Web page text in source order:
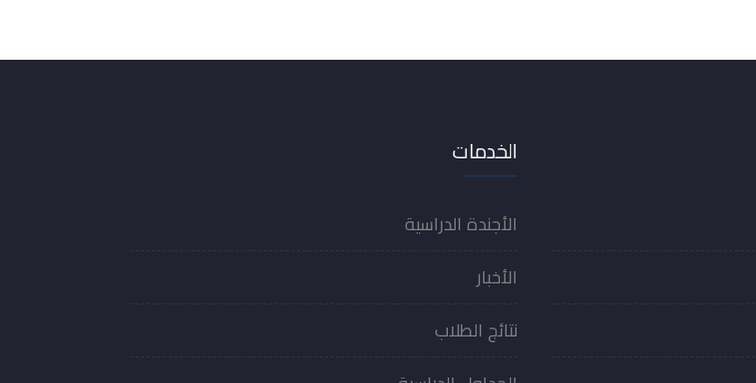
الخدمات
الأجندة الدراسية
الأخبار
نتائج الطلاب